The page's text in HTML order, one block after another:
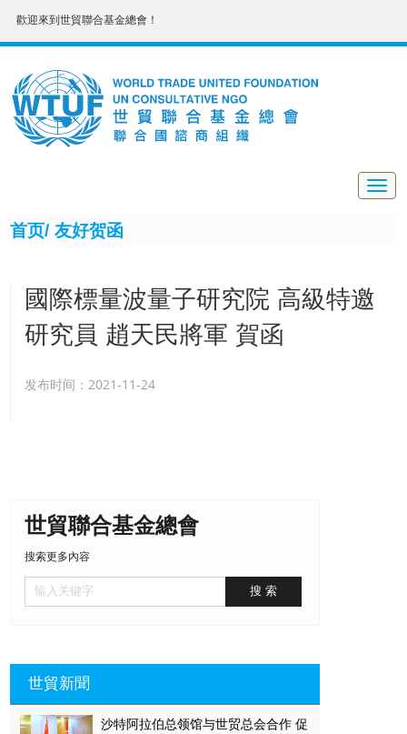
歡迎來到世貿聯合基金總會！
首页/ 友好贺函
國際標量波量子研究院 高級特邀
研究員 趙天民將軍 賀函
发布时间：2021-11-24
世貿聯合基金總會
搜索更多內容
世貿新聞
沙特阿拉伯总领馆与世贸总会合作 促